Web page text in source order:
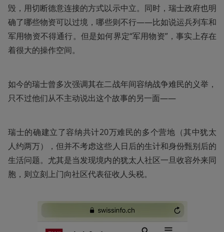
毁，用切断德意连接的方式以示中立。同时，瑞士政府也明
确了哪些物资可以过境，哪些则不行——比如说运兵列车和
军用物资不得通行。但是如何界定“军用物资”，事实上存在
着很大的操作空间。
如今的瑞士曾多次强调其在二战年间容纳战争难民的义举，
只不过他们从不主动说出这个故事的另一面——
瑞士的确建立了容纳共计20万难民的多个营地（其中犹太
人约两万），但并不考虑这些人日后的生计和身份甄别后的
生活问题。尤其是当发现境内的犹太人社区一旦收容外来同
胞，则立刻上门向社区代表征收人头税。